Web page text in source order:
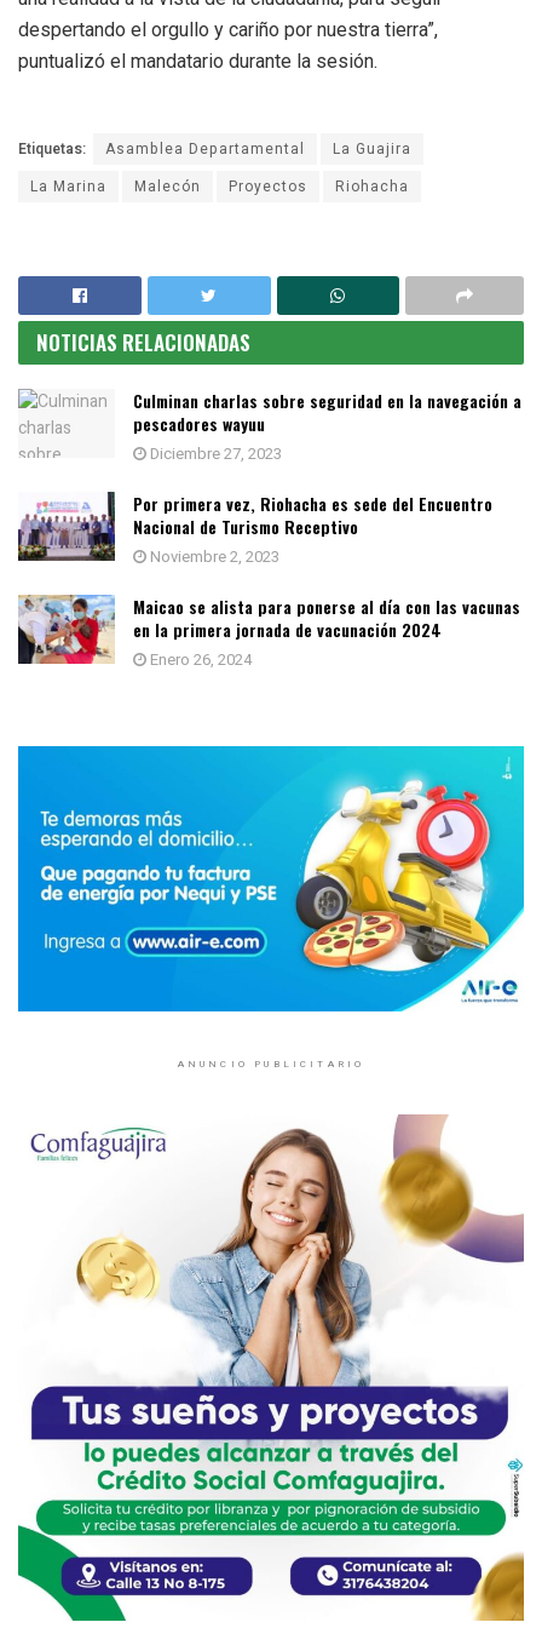
despertando el orgullo y cariño por nuestra tierra”,
puntualizó el mandatario durante la sesión.
Etiquetas: Asamblea Departamental
La Guajira
La Marina
Malecón Proyectos Riohacha
NOTICIAS RELACIONADAS
Culminan charlas sobre seguridad en la navegación a
pescadores wayuu
Diciembre 27, 2023
Por primera vez, Riohacha es sede del Encuentro
Nacional de Turismo Receptivo
Noviembre 2, 2023
Maicao se alista para ponerse al día con las vacunas
en la primera jornada de vacunación 2024
Enero 26, 2024
ANUNCIO PUBLICITARIO